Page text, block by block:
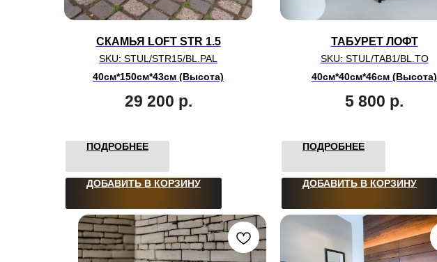
СКАМЬЯ LOFT STR 1.5
SKU: STUL/STR15/BL.PAL
40см*150см*43см (Высота)
29 200 р.
ПОДРОБНЕЕ
ДОБАВИТЬ В КОРЗИНУ
ТАБУРЕТ ЛОФТ
SKU: STUL/TAB1/BL.TO
40см*40см*46см (Высота)
5 800 р.
ПОДРОБНЕЕ
ДОБАВИТЬ В КОРЗИНУ